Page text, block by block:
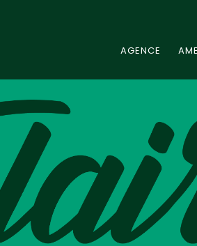
AGENCE